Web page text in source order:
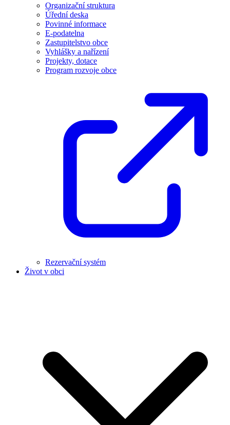
Organizační struktura
Úřední deska
Povinné informace
E-podatelna
Zastupitelstvo obce
Vyhlášky a nařízení
Projekty, dotace
Program rozvoje obce
Rezervační systém
Život v obci